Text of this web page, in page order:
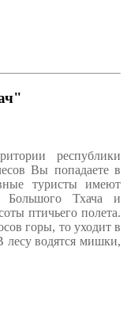
республики
Вы попадаете в
туристы имеют
Большого Тхача и
птичьего полета.
горы, то уходит в
лесу водятся мишки,